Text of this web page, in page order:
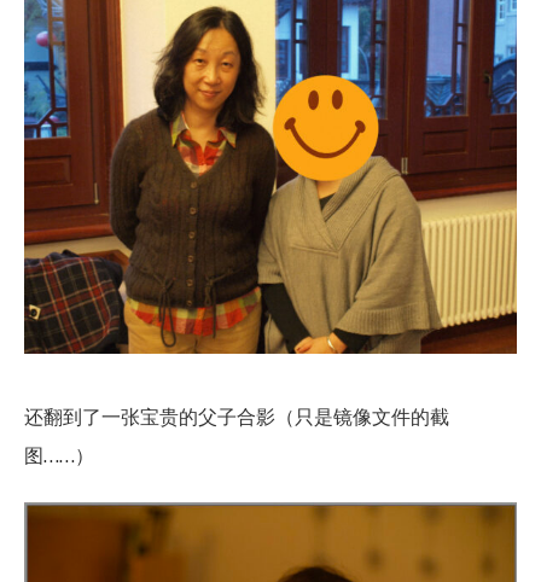
还翻到了一张宝贵的父子合影（只是镜像文件的截
图……）